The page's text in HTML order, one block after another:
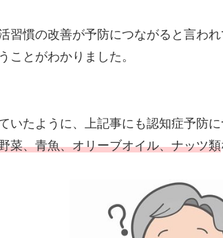
習慣の改善が予防につながると言わ
ことがわかりました。
いたように、上記事にも認知症予防
菜、青魚、オリーブオイル、ナッツ類